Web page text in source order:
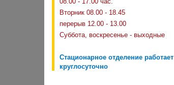
Вторник 08.00 - 18.45
перерыв 12.00 - 13.00
Суббота, воскресенье - выходные
Стационарное отделение работает
круглосуточно